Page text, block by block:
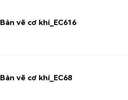
Bản vẽ cơ khí_EC616
Bản vẽ cơ khí_EC68